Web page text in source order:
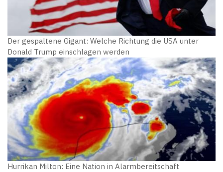
Der gespaltene Gigant: Welche Richtung die USA unter
Donald Trump einschlagen werden
Hurrikan Milton: Eine Nation in Alarmbereitschaft